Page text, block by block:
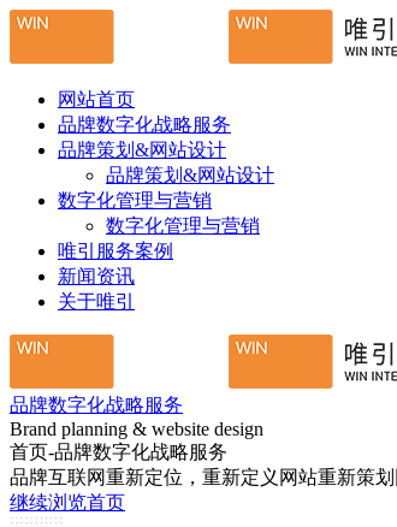
网站首页
品牌数字化战略服务
品牌策划&网站设计
品牌策划&网站设计
数字化管理与营销
数字化管理与营销
唯引服务案例
新闻资讯
关于唯引
品牌数字化战略服务
Brand planning & website design
首页-品牌数字化战略服务
品牌互联网重新定位，重新定义网站重新策
继续浏览首页